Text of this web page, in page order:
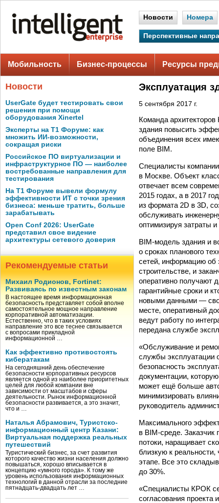
Новости Номера
Перспективные
Мобильность Бизнес-процессы Ресурсы
Новости
UserGate будет тестировать свои
решения при помощи
оборудования Xinertel
Эксперты на Т1 Форуме: как
множить ИИ-возможности,
сокращая риски
Российское ПО виртуализации и
инфраструктурное ПО — наиболее
востребованные направления для
тестирования
На Т1 Форуме вывели формулу
эффективности ИТ с точки зрения
бизнеса: меньше тратить, больше
зарабатывать
Open Conf 2026: UserGate
представил свое видение
архитектуры сетевого доверия
Рекомендуемые статьи
Михаил Родионов, Fortinet:
Развиваясь по известным законам
В настоящее время информационная
безопасность представляет собой вполне
самостоятельное мощное направление
корпоративной автоматизации.
Естественно, что в таких условиях
направление это все теснее связывается
с вопросами прикладной
информационной …
Как эффективно противостоять
кибератакам
На сегодняшний день обеспечение
безопасности корпоративных ресурсов
является одной из наиболее приоритетных
целей для любой компании вне
зависимости от масштабов и сферы
деятельности. Рынок информационной
безопасности развивается, а это значит,
что и …
Наталья Абрамович, Туристско-
информационный центр Казани:
Виртуальная поддержка реальных
путешествий
Туристический бизнес, за счет развития
которого качество жизни населения должно
повышаться, хорошо вписывается в
концепцию «умного города». К тому же
уровень использования информационных
технологий в данной отрасли за последние
пятнадцать-двадцать лет …
Эксплуатация
5 сентября 2017 г.
Команда
здания повысить
объединения всех
поле BIM.
Специалисты
в Москве. Объект
отвечает всем
2015 годах, а в 2017
из формата 2D в 3D,
обслуживать
оптимизируя затраты
BIM-модель здания и
о сроках планового
сетей, информацию об
строительстве, и
оперативно получают
гарантийные сроки и
новыми данными —
месте, оперативный
ведут работу по
передана службе
«Обслуживание и
службы эксплуатации
безопасность
документации,
может ещё больше
минимизировать
руководитель
Максимального
в BIM-среде.
потоки, наращивает
близкую к
этапе. Все это
до 30%.
«Специалисты КРОК
согласования